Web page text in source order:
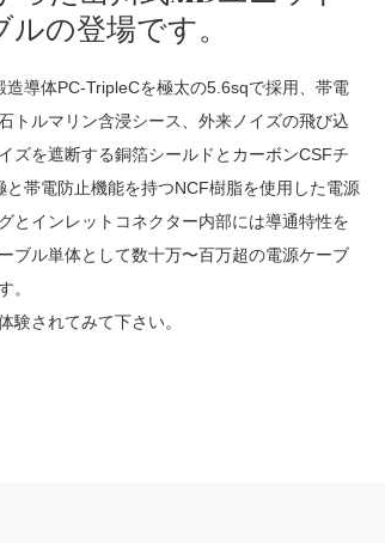
の登場です。
導体PC-TripleCを極太の5.6sqで採用、帯電
トルマリン含浸シース、外来ノイズの飛び込
ズを遮断する銅箔シールドとカーボンCSFチ
帯電防止機能を持つNCF樹脂を使用した電源
とインレットコネクター内部には導通特性を
ブル単体として数十万〜百万超の電源ケーブ
。
験されてみて下さい。